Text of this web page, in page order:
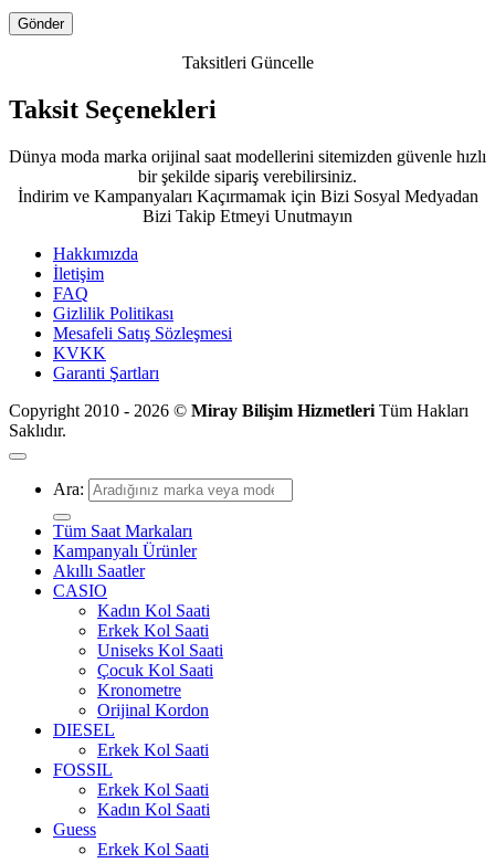
Taksitleri Güncelle
Taksit Seçenekleri
Dünya moda marka orijinal saat modellerini sitemizden güvenle hızlı
bir şekilde sipariş verebilirsiniz.
İndirim ve Kampanyaları Kaçırmamak için Bizi Sosyal Medyadan
Bizi Takip Etmeyi Unutmayın
Hakkımızda
İletişim
FAQ
Gizlilik Politikası
Mesafeli Satış Sözleşmesi
KVKK
Garanti Şartları
Copyright 2010 - 2026 © Miray Bilişim Hizmetleri Tüm Hakları
Saklıdır.
Ara:
Tüm Saat Markaları
Kampanyalı Ürünler
Akıllı Saatler
CASIO
Kadın Kol Saati
Erkek Kol Saati
Uniseks Kol Saati
Çocuk Kol Saati
Kronometre
Orijinal Kordon
DIESEL
Erkek Kol Saati
FOSSIL
Erkek Kol Saati
Kadın Kol Saati
Guess
Erkek Kol Saati